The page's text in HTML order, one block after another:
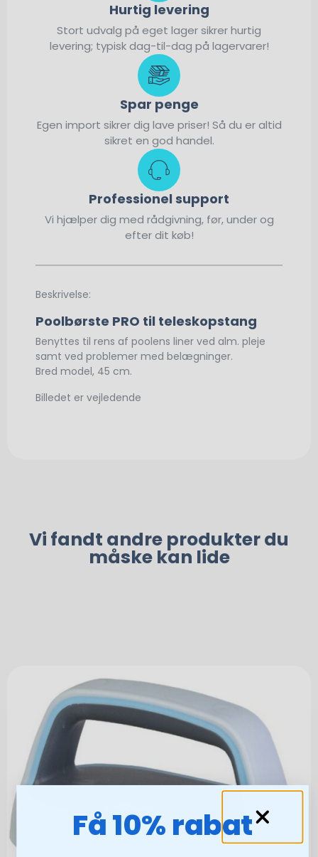
Hurtig levering
Stort udvalg på eget lager sikrer hurtig
levering; typisk dag-til-dag på lagervarer!
Spar penge
Egen import sikrer dig lave priser! Så du er altid
sikret en god handel.
Professionel support
Vi hjælper dig med rådgivning, før, under og
efter dit køb!
Beskrivelse:
Poolbørste PRO til teleskopstang
Benyttes til rens af poolens liner ved alm. pleje
samt ved problemer med belægninger.
Bred model, 45 cm.
Billedet er vejledende
Vi fandt andre produkter du
måske kan lide
Få 10% rabat